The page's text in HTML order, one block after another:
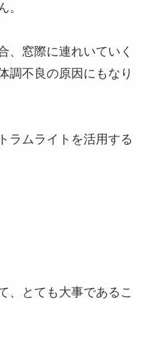
。
、窓際に連れいていく
調不良の原因にもなり
ラムライトを活用する
、とても大事であるこ